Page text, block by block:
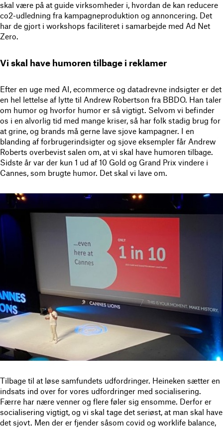
skal være på at guide virksomheder i, hvordan de kan reducere
co2-udledning fra kampagneproduktion og annoncering. Det
har de gjort i workshops faciliteret i samarbejde med Ad Net
Zero.
Vi skal have humoren tilbage i reklamer
Efter en uge med AI, ecommerce og datadrevne indsigter er det
en hel lettelse af lytte til Andrew Robertson fra BBDO. Han taler
om humor og hvorfor humor er så vigtigt. Selvom vi befinder
os i en alvorlig tid med mange kriser, så har folk stadig brug for
at grine, og brands må gerne lave sjove kampagner. I en
blanding af forbrugerindsigter og sjove eksempler får Andrew
Roberts overbevist salen om, at vi skal have humoren tilbage.
Sidste år var der kun 1 ud af 10 Gold og Grand Prix vindere i
Cannes, som brugte humor. Det skal vi lave om.
Tilbage til at løse samfundets udfordringer. Heineken sætter en
indsats ind over for vores udfordringer med socialisering.
Færre har nære venner og flere føler sig ensomme. Derfor er
socialisering vigtigt, og vi skal tage det seriøst, at man skal have
det sjovt. Men der er fjender såsom covid og worklife balance,